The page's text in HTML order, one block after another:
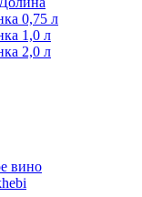
0,75 л
1,0 л
2,0 л
вино